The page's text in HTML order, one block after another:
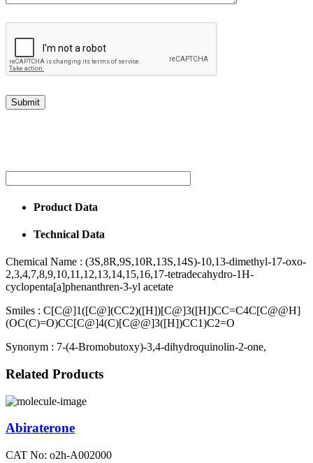
Product Data
Technical Data
Chemical Name : (3S,8R,9S,10R,13S,14S)-10,13-dimethyl-17-oxo-
2,3,4,7,8,9,10,11,12,13,14,15,16,17-tetradecahydro-1H-
cyclopenta[a]phenanthren-3-yl acetate
Smiles : C[C@]1([C@](CC2)([H])[C@]3([H])CC=C4C[C@@H]
(OC(C)=O)CC[C@]4(C)[C@@]3([H])CC1)C2=O
Synonym : 7-(4-Bromobutoxy)-3,4-dihydroquinolin-2-one,
Related Products
Abiraterone
CAT No: o2h-A002000